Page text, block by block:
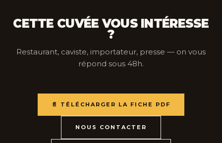
CETTE CUVÉE VOUS INTÉRESSE
?
Restaurant, caviste, importateur, presse — on vous
répond sous 48h.
📄 TÉLÉCHARGER LA FICHE PDF
NOUS CONTACTER